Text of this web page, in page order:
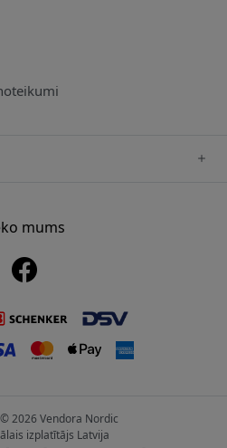
mums
2026 Vendora Nordic
izplatītājs Latvija